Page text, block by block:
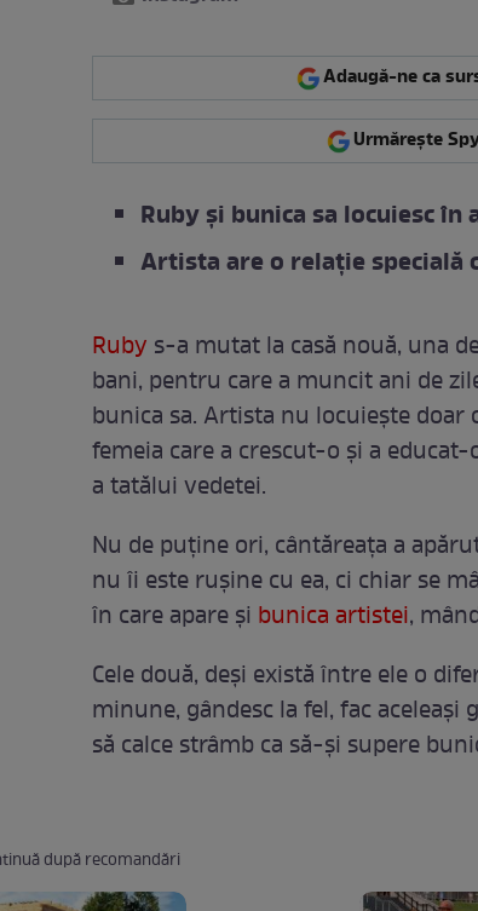
Adaugă-ne ca
Urmărește
Ruby și bunica sa locuiesc în
Artista are o relație specială
Ruby s-a mutat la casă nouă, una
bani, pentru care a muncit ani de
bunica sa. Artista nu locuiește
femeia care a crescut-o și a
a tatălui vedetei.
Nu de puține ori, cântăreața a
nu îi este rușine cu ea, ci chiar se
în care apare și bunica artistei,
Cele două, deși există între ele o
minune, gândesc la fel, fac
să calce strâmb ca să-și supere
după recomandări